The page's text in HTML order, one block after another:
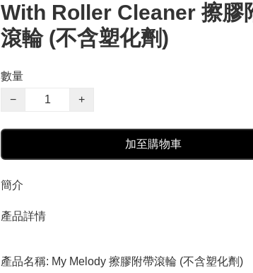
With Roller Cleaner 擦膠
滾輪 (不含塑化劑)
數量
−
+
加至購物車
簡介
產品詳情
產品名稱: My Melody 擦膠附帶滾輪 (不含塑化劑)